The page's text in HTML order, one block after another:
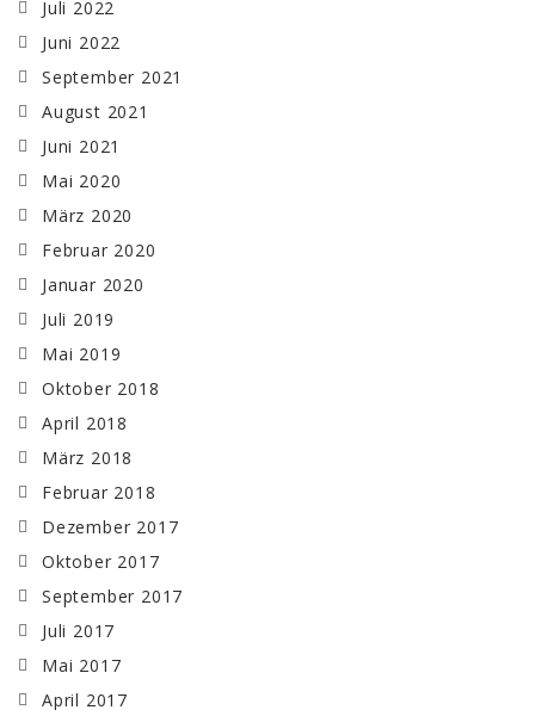
Juli 2022
Juni 2022
September 2021
August 2021
Juni 2021
Mai 2020
März 2020
Februar 2020
Januar 2020
Juli 2019
Mai 2019
Oktober 2018
April 2018
März 2018
Februar 2018
Dezember 2017
Oktober 2017
September 2017
Juli 2017
Mai 2017
April 2017